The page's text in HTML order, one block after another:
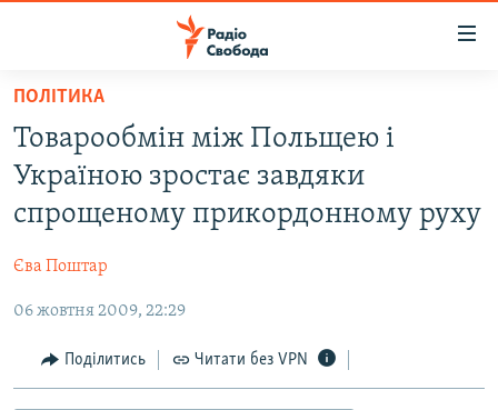
Перейти
основного
матеріалу
Перейти
до
основної
Перейти
пошуку
РАДІО СВОБОДА – 70 РОКІВ
ВСЕ ЗА ДОБУ
СТАТТІ
ЕКОНОМІКА
СУСПІЛЬСТВО
КУЛЬТУРА
РОСІЙСЬКА «ФІЛЬТРАЦІЯ»
ДОНБАС.РЕАЛІЇ
КРИМ.РЕАЛІЇ
ПОЛІТИКА
Товарообмін між Польщею і
Україною зростає завдяки
спрощеному прикордонному руху
Єва Поштар
06 жовтня 2009, 22:29
Поділитись Читати без VPN